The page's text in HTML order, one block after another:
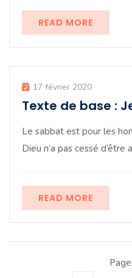
READ MORE
17 février 2020
Texte de base :
Le sabbat est pour les
Dieu n’a pas cessé d’être
READ MORE